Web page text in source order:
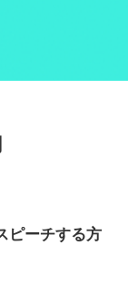
ピーチする方